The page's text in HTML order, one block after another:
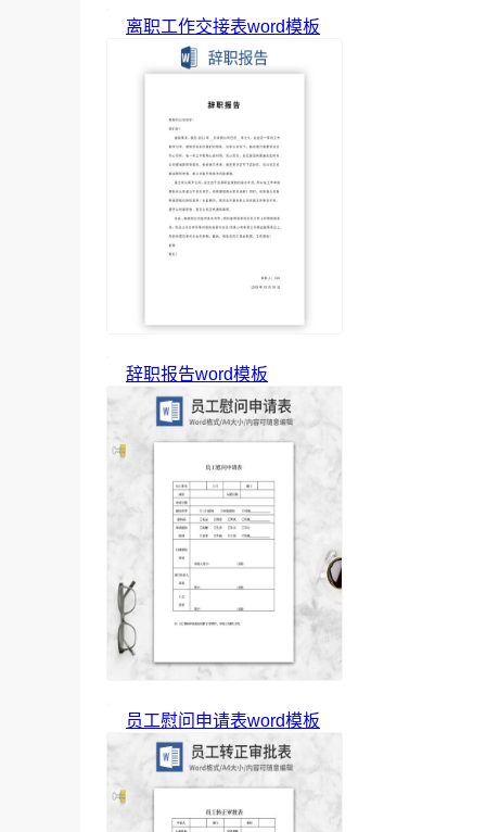
离职工作交接表word模板
辞职报告word模板
员工慰问申请表word模板